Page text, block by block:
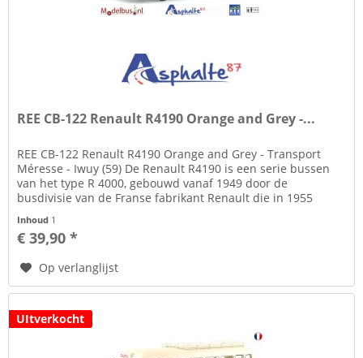
REE CB-122 Renault R4190 Orange and Grey -...
REE CB-122 Renault R4190 Orange and Grey - Transport
Méresse - Iwuy (59) De Renault R4190 is een serie bussen
van het type R 4000, gebouwd vanaf 1949 door de
busdivisie van de Franse fabrikant Renault die in 1955
Inhoud 1
€ 39,90 *
Op verlanglijst
UItverkocht